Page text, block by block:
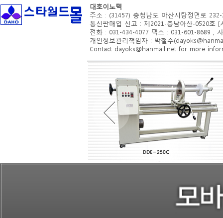
대호이노텍
주소 : (31457) 충청남도 아산시탕정면로
통신판매업 신고 : 제2021-충남아산-0520호
전화 : 031-434-4077 팩스 : 031-601-8689 ,
개인정보관리책임자 : 박철수
Contact dayoks@hanmail.net for more